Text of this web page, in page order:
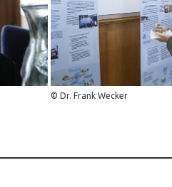
© Dr. Frank Wecker